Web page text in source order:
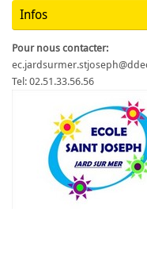
Infos
Pour nous contacter:
Tel: 02.51.33.56.56